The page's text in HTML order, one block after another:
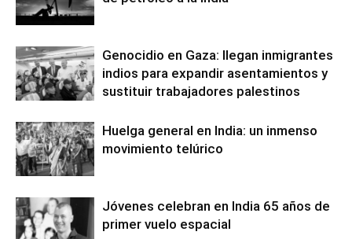
Genocidio en Gaza: llegan inmigrantes
indios para expandir asentamientos y
sustituir trabajadores palestinos
Huelga general en India: un inmenso
movimiento telúrico
Jóvenes celebran en India 65 años de
primer vuelo espacial